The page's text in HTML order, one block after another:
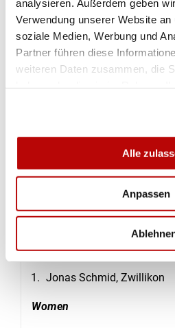
analysieren. Außerdem geben
Verwendung unserer Website
soziale Medien, Werbung und
Partner führen diese
weiteren Daten zusammen, die
Alle
Anpassen
Fabian Wolff,
Diego Bonafine,
Youth Women
Lina Blaser, Zwillikon
Junior Men
Morgane Brunet,
Men
Jonas Schmid, Zwillikon
Women